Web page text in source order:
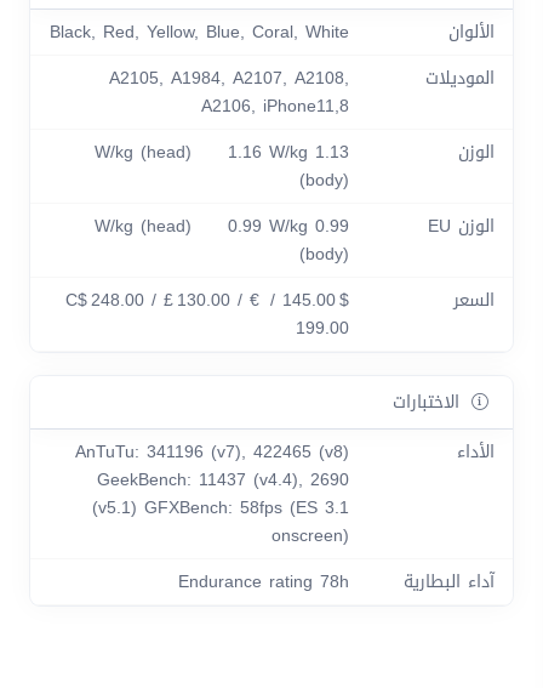
الألوان
Black, Red, Yellow, Blue, Coral, White
الموديلات
A2105, A1984, A2107, A2108,
A2106, iPhone11,8
الوزن
1.13 W/kg (head) 1.16 W/kg
(body)
الوزن EU
0.99 W/kg (head) 0.99 W/kg
(body)
السعر
$ 145.00 / C$ 248.00 / £ 130.00 / €
199.00
الاختبارات
الأداء
AnTuTu: 341196 (v7), 422465 (v8)
GeekBench: 11437 (v4.4), 2690
(v5.1) GFXBench: 58fps (ES 3.1
onscreen)
آداء البطارية
Endurance rating 78h